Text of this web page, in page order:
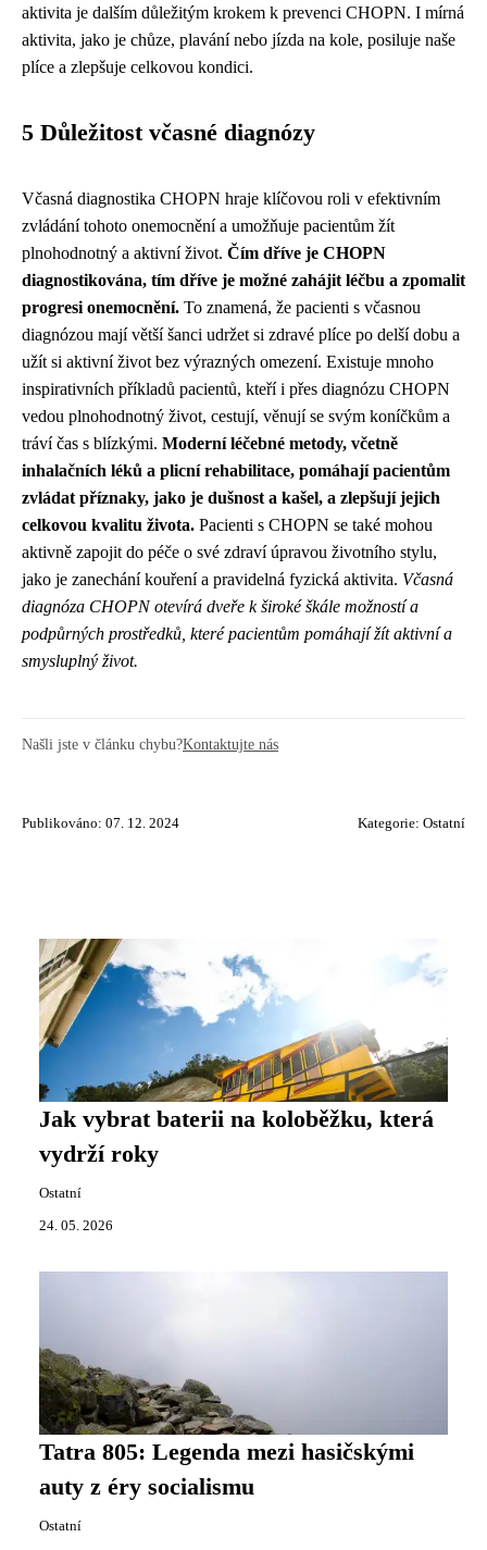
aktivita je dalším důležitým krokem k prevenci CHOPN. I mírná
aktivita, jako je chůze, plavání nebo jízda na kole, posiluje naše
plíce a zlepšuje celkovou kondici.
5 Důležitost včasné diagnózy
Včasná diagnostika CHOPN hraje klíčovou roli v efektivním
zvládání tohoto onemocnění a umožňuje pacientům žít
plnohodnotný a aktivní život. Čím dříve je CHOPN
diagnostikována, tím dříve je možné zahájit léčbu a zpomalit
progresi onemocnění. To znamená, že pacienti s včasnou
diagnózou mají větší šanci udržet si zdravé plíce po delší dobu a
užít si aktivní život bez výrazných omezení. Existuje mnoho
inspirativních příkladů pacientů, kteří i přes diagnózu CHOPN
vedou plnohodnotný život, cestují, věnují se svým koníčkům a
tráví čas s blízkými. Moderní léčebné metody, včetně
inhalačních léků a plicní rehabilitace, pomáhají pacientům
zvládat příznaky, jako je dušnost a kašel, a zlepšují jejich
celkovou kvalitu života. Pacienti s CHOPN se také mohou
aktivně zapojit do péče o své zdraví úpravou životního stylu,
jako je zanechání kouření a pravidelná fyzická aktivita. Včasná
diagnóza CHOPN otevírá dveře k široké škále možností a
podpůrných prostředků, které pacientům pomáhají žít aktivní a
smysluplný život.
Našli jste v článku chybu?Kontaktujte nás
Publikováno: 07. 12. 2024 Kategorie: Ostatní
Jak vybrat baterii na koloběžku, která
vydrží roky
Ostatní
24. 05. 2026
Tatra 805: Legenda mezi hasičskými
auty z éry socialismu
Ostatní